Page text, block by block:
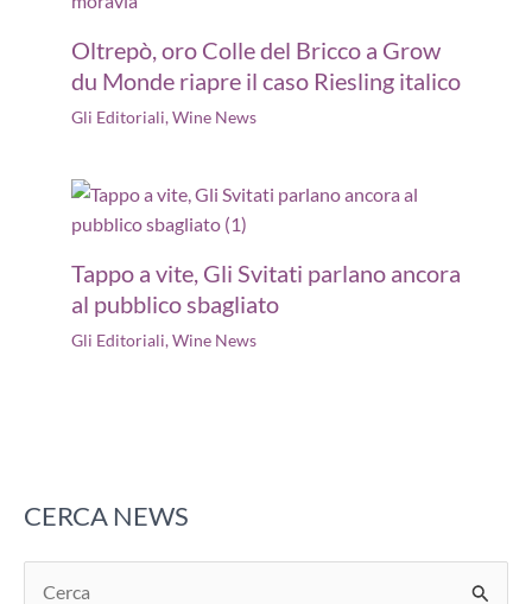
Oltrepò, oro Colle del Bricco a Grow
du Monde riapre il caso Riesling italico
Gli Editoriali,Wine News
Tappo a vite, Gli Svitati parlano ancora
al pubblico sbagliato
Gli Editoriali,Wine News
CERCA NEWS